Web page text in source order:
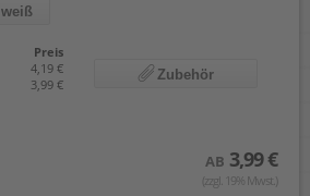
weiß
Preis
4,19 €
3,99 €
Zubehör
AB 3,99 €
(zzgl. 19% Mwst.)